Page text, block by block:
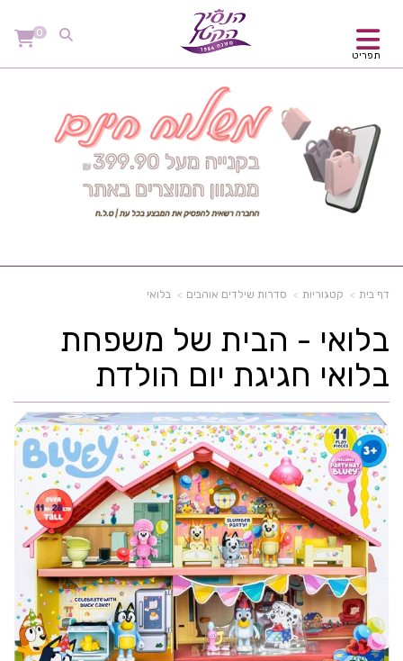
תפריט
0
דף בית קטגוריות סדרות שילדים אוהבים בלואי
בלואי - הבית של משפחת
בלואי חגיגת יום הולדת